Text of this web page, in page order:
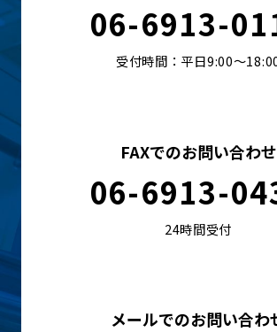
06-6913-
受付時間：平日9:00〜
FAXでのお問い合わせ
06-6913-
24時間受付
メールでのお問い合わ